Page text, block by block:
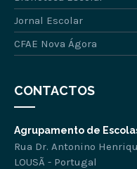
Jornal Escolar
CFAE Nova Ágora
CONTACTOS
Agrupamento de
Rua Dr. Antonino
LOUSÃ - Portugal